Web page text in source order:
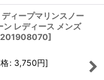
ディープマリンスノー
ン レディース メンズ
]
: 3,750円]